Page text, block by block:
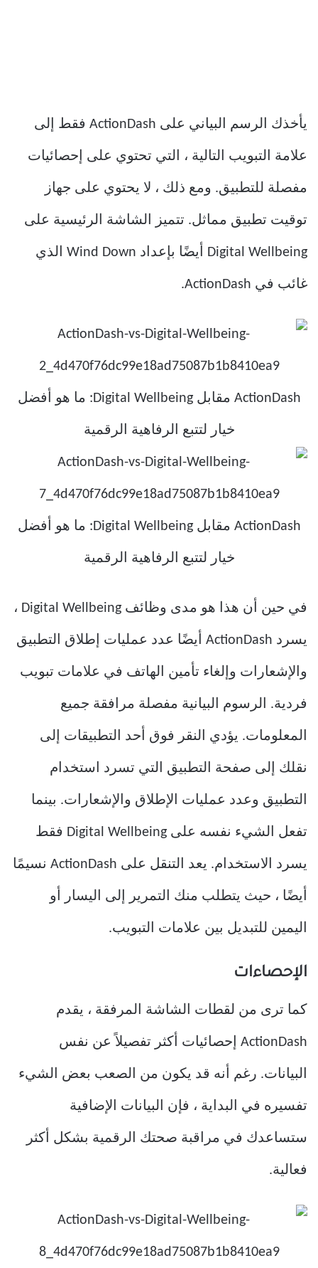
يأخذك الرسم البياني على ActionDash فقط إلى
علامة التبويب التالية ، التي تحتوي على إحصائيات
مفصلة للتطبيق. ومع ذلك ، لا يحتوي على جهاز
توقيت تطبيق مماثل. تتميز الشاشة الرئيسية على
Digital Wellbeing أيضًا بإعداد Wind Down الذي
غائب في ActionDash.
في حين أن هذا هو مدى وظائف Digital Wellbeing ،
يسرد ActionDash أيضًا عدد عمليات إطلاق التطبيق
والإشعارات وإلغاء تأمين الهاتف في علامات تبويب
فردية. الرسوم البيانية مفصلة مرافقة جميع
المعلومات. يؤدي النقر فوق أحد التطبيقات إلى
نقلك إلى صفحة التطبيق التي تسرد استخدام
التطبيق وعدد عمليات الإطلاق والإشعارات. بينما
تفعل الشيء نفسه على Digital Wellbeing فقط
يسرد الاستخدام. يعد التنقل على ActionDash نسيمًا
أيضًا ، حيث يتطلب منك التمرير إلى اليسار أو
اليمين للتبديل بين علامات التبويب.
الإحصاءات
كما ترى من لقطات الشاشة المرفقة ، يقدم
ActionDash إحصائيات أكثر تفصيلاً عن نفس
البيانات. رغم أنه قد يكون من الصعب بعض الشيء
تفسيره في البداية ، فإن البيانات الإضافية
ستساعدك في مراقبة صحتك الرقمية بشكل أكثر
فعالية.